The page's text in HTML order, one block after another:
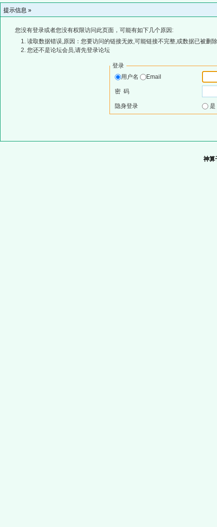
提示信息 »
您没有登录或者您没有权限访问此页面，可能有如下几个原因:
读取数据错误,原因：您要访问的链接无效,可能链接不完整,或数据已被删
您还不是论坛会员,请先登录论坛
登录
用户名
Email
密 码
隐身登录
神算